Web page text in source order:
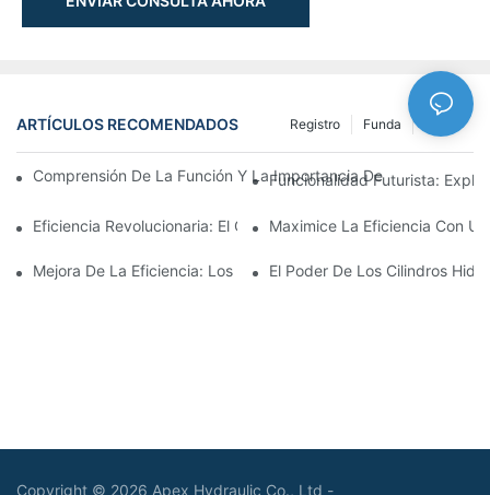
ARTÍCULOS RECOMENDADOS Funda
Registro
Comprensión De La Función Y La Importancia De Los Cilindros
Funcionalidad Futurista:
Eficiencia Revolucionaria: El Cilindro Telescópico Eléctrico
Maximice La Eficiencia Con
Mejora De La Eficiencia: Los Beneficios De Un Cilindro
El Poder De Los Cilindros
Copyright © 2026 Apex Hydraulic Co., Ltd -